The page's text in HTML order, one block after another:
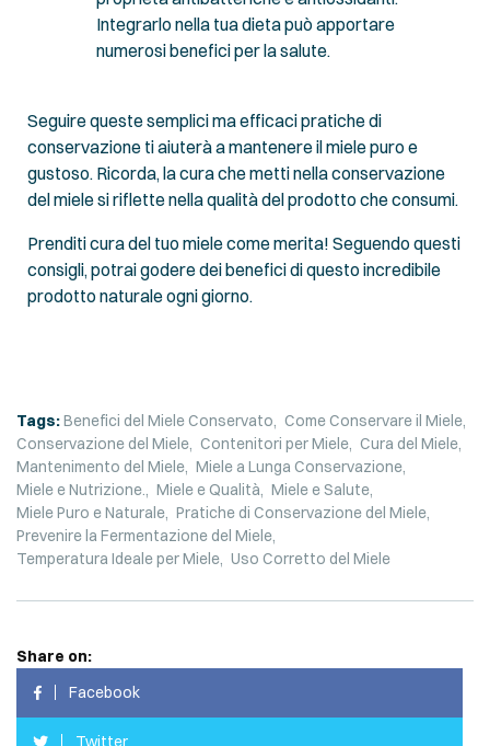
Integrarlo nella tua dieta può apportare
numerosi benefici per la salute.
Seguire queste semplici ma efficaci pratiche di
conservazione ti aiuterà a mantenere il miele puro e
gustoso. Ricorda, la cura che metti nella conservazione
del miele si riflette nella qualità del prodotto che consumi.
Prenditi cura del tuo miele come merita! Seguendo questi
consigli, potrai godere dei benefici di questo incredibile
prodotto naturale ogni giorno.
Tags:Benefici del Miele Conservato
Come Conservare il Miele
Conservazione del Miele Contenitori per Miele Cura del Miele
Mantenimento del Miele Miele a Lunga Conservazione
Miele e Nutrizione.
Miele e Qualità
Miele e Salute
Miele Puro e Naturale Pratiche di Conservazione del Miele
Prevenire la Fermentazione del Miele
Temperatura Ideale per Miele Uso Corretto del Miele
Share on:
Facebook
Twitter